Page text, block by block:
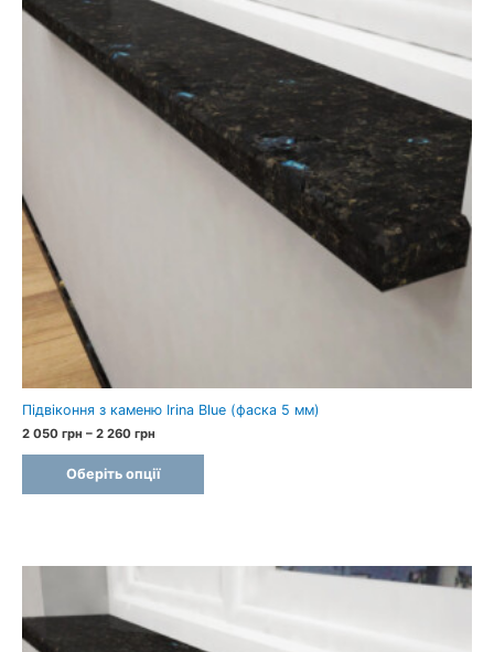
Підвіконня з каменю Irina Blue (фаска 5 мм)
2 050 грн – 2 260 грн
050 грн
through
Оберіть опції